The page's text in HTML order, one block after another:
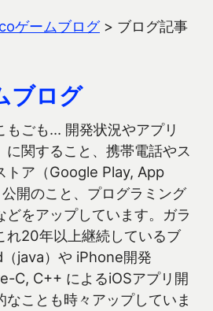
ゲームブログ> ブログ記事
ブログ
もごも… 開発状況やアプリ
に関すること、携帯電話やス
トア（Google Play, App
開のこと、プログラミング
どをアップしています。ガラ
れ20年以上継続しているブ
java）や iPhone開発
C, C++ によるiOSアプリ開
ことも時々アップしていま